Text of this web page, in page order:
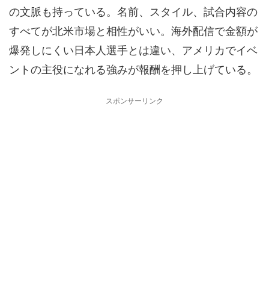
の文脈も持っている。名前、スタイル、試合内容の
すべてが北米市場と相性がいい。海外配信で金額が
爆発しにくい日本人選手とは違い、アメリカでイベ
ントの主役になれる強みが報酬を押し上げている。
スポンサーリンク